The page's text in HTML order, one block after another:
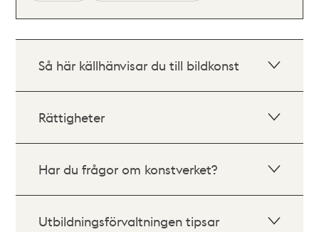
Så här källhänvisar du till bildkonst
Rättigheter
Har du frågor om konstverket?
Utbildningsförvaltningen tipsar